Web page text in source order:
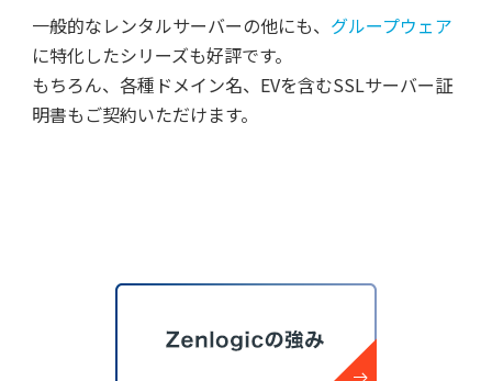
一般的なレンタルサーバーの他にも、 グループウェア
に特化したシリーズも好評です。
もちろん、各種ドメイン名、EVを含むSSLサーバー証
明書もご契約いただけます。